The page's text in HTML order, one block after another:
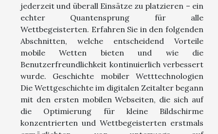
jederzeit und überall Einsätze zu platzieren – ein
echter Quantensprung für alle
Wettbegeisterten. Erfahren Sie in den folgenden
Abschnitten, welche entscheidend Vorteile
mobile Wetten bieten und wie die
Benutzerfreundlichkeit kontinuierlich verbessert
wurde. Geschichte mobiler Wetttechnologien
Die Wettgeschichte im digitalen Zeitalter begann
mit den ersten mobilen Webseiten, die sich auf
die Optimierung für kleine Bildschirme
konzentrierten und Wettbegeisterten erstmals